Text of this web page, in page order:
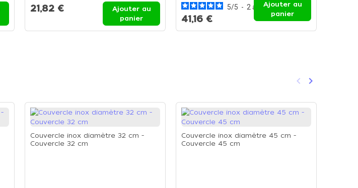
21,82 €
Ajouter au
panier
5/5 - 2avis
41,16 €
Ajouter au
panier
Précédent
keyboard_arrow_left Suivant
keyboard_arrow_right
Couvercle inox diamètre 32 cm -
Couvercle 32 cm
Couvercle inox diamètre 45 cm -
Couvercle 45 cm